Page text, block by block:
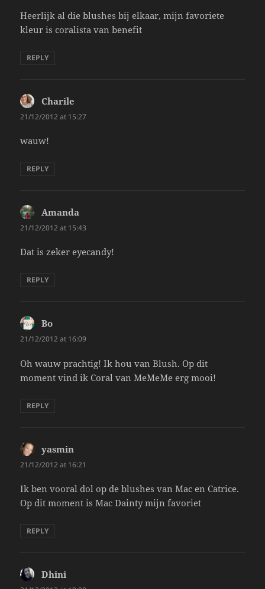
Heerlijk al die blushes bij elkaar, mijn favoriete
kleur is coralista van benefit
REPLY
Charile
21/12/2012 at 15:27
wauw!
REPLY
Amanda
21/12/2012 at 15:43
Dat is zeker eyecandy!
REPLY
Bo
21/12/2012 at 16:09
Oh wauw prachtig! Ik hou van Blush. Op dit
moment vind ik Coral van MeMeMe erg mooi!
REPLY
yasmin
21/12/2012 at 16:21
Ik ben vooral dol op de blushes van Mac en Catrice.
Op dit moment is Mac Dainty mijn favoriet
REPLY
Dhini